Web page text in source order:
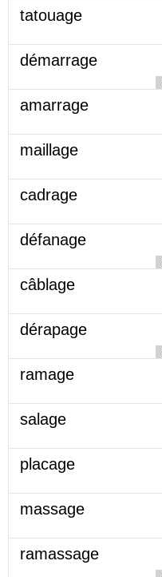
tatouage
démarrage
amarrage
maillage
cadrage
défanage
câblage
dérapage
ramage
salage
placage
massage
ramassage